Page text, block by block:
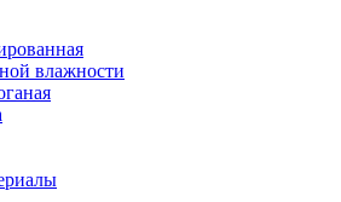
влажности